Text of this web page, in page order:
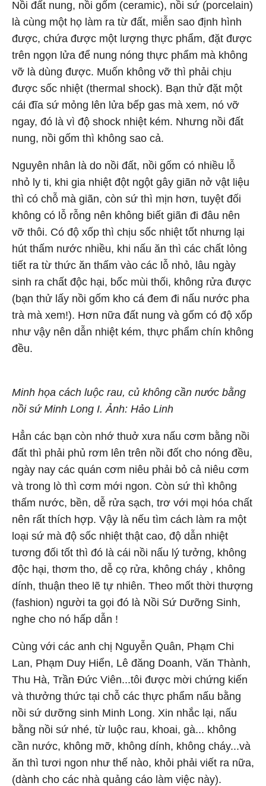
Nồi đất nung, nồi gốm (ceramic), nồi sứ (porcelain)
là cùng một họ làm ra từ đất, miễn sao định hình
được, chứa được một lượng thực phẩm, đặt được
trên ngọn lửa để nung nóng thực phẩm mà không
vỡ là dùng được. Muốn không vỡ thì phải chịu
được sốc nhiệt (thermal shock). Bạn thử đặt một
cái đĩa sứ mỏng lên lửa bếp gas mà xem, nó vỡ
ngay, đó là vì độ shock nhiệt kém. Nhưng nồi đất
nung, nồi gốm thì không sao cả.
Nguyên nhân là do nồi đất, nồi gốm có nhiều lỗ
nhỏ ly ti, khi gia nhiệt đột ngột gây giãn nở vật liệu
thì có chỗ mà giãn, còn sứ thì mịn hơn, tuyệt đối
không có lỗ rỗng nên không biết giãn đi đâu nên
vỡ thôi. Có độ xốp thì chịu sốc nhiệt tốt nhưng lại
hút thấm nước nhiều, khi nấu ăn thì các chất lỏng
tiết ra từ thức ăn thấm vào các lỗ nhỏ, lâu ngày
sinh ra chất độc hại, bốc mùi thối, không rửa được
(bạn thử lấy nồi gốm kho cá đem đi nấu nước pha
trà mà xem!). Hơn nữa đất nung và gốm có độ xốp
như vậy nên dẫn nhiệt kém, thực phẩm chín không
đều.
Minh họa cách luộc rau, củ không cần nước bằng
nồi sứ Minh Long I. Ảnh: Hảo Linh
Hẳn các bạn còn nhớ thuở xưa nấu cơm bằng nồi
đất thì phải phủ rơm lên trên nồi đốt cho nóng đều,
ngày nay các quán cơm niêu phải bỏ cả niêu cơm
và trong lò thì cơm mới ngon. Còn sứ thì không
thấm nước, bền, dễ rửa sạch, trơ với mọi hóa chất
nên rất thích hợp. Vậy là nếu tìm cách làm ra một
loại sứ mà độ sốc nhiệt thật cao, độ dẫn nhiệt
tương đối tốt thì đó là cái nồi nấu lý tưởng, không
độc hại, thơm tho, dễ cọ rửa, không cháy , không
dính, thuận theo lẽ tự nhiên. Theo mốt thời thượng
(fashion) người ta gọi đó là Nồi Sứ Dưỡng Sinh,
nghe cho nó hấp dẫn !
Cùng với các anh chị Nguyễn Quân, Phạm Chi
Lan, Phạm Duy Hiển, Lê đăng Doanh, Văn Thành,
Thu Hà, Trần Đức Viên...tôi được mời chứng kiến
và thưởng thức tại chỗ các thực phẩm nấu bằng
nồi sứ dưỡng sinh Minh Long. Xin nhắc lại, nấu
bằng nồi sứ nhé, từ luộc rau, khoai, gà... không
cần nước, không mỡ, không dính, không cháy...và
ăn thì tươi ngon như thế nào, khỏi phải viết ra nữa,
(dành cho các nhà quảng cáo làm việc này).